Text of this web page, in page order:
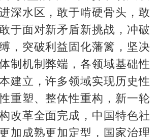
深水区，敢于啃硬骨头，敢
于面对新矛盾新挑战，冲破
，突破利益固化藩篱，坚决
制机制弊端，各领域基础性
建立，许多领域实现历史性
重塑、整体性重构，新一轮
改革全面完成，中国特色社
加成熟更加定型，国家治理